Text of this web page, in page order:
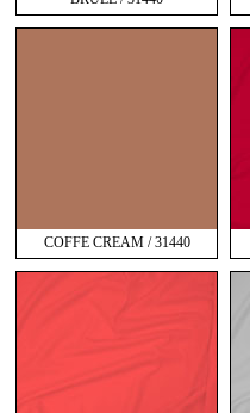
COFFE CREAM / 31440